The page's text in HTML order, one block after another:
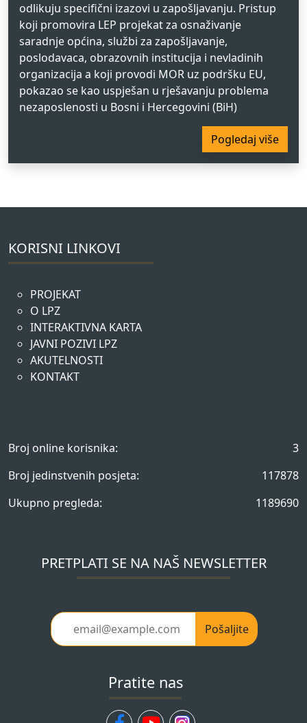
odlikuju specifični izazovi u zapošljavanju. Pristup
koji promovira LEP projekat za osnaživanje
saradnje općina, službi za zapošljavanje,
poslodavaca, obrazovnih institucija i nevladinih
organizacija a koji provodi MOR uz podršku EU,
pokazao se kao uspješan u rješavanju problema
nezaposlenosti u Bosni i Hercegovini (BiH)
Pogledaj više
KORISNI LINKOVI
PROJEKAT
O LPZ
INTERAKTIVNA KARTA
JAVNI POZIVI LPZ
AKUTELNOSTI
KONTAKT
Broj online korisnika:
3
Broj jedinstvenih posjeta:
117878
Ukupno pregleda:
1189690
PRETPLATI SE NA NAŠ NEWSLETTER
Pošaljite
Pratite nas